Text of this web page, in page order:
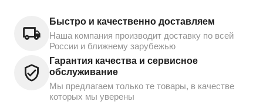
Быстро и качественно доставляем
Наша компания производит доставку по всей
России и ближнему зарубежью
Гарантия качества и сервисное
обслуживание
Мы предлагаем только те товары, в качестве
которых мы уверены